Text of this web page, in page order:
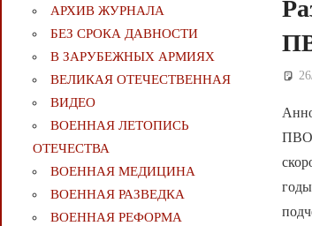
ПВО
АРХИВ ЖУРНАЛА
БЕЗ СРОКА ДАВНОСТИ
В ЗАРУБЕЖНЫХ АРМИЯХ
ВЕЛИКАЯ ОТЕЧЕСТВЕННАЯ
ВИДЕО
ВОЕННАЯ ЛЕТОПИСЬ
ОТЕЧЕСТВА
ВОЕННАЯ МЕДИЦИНА
ВОЕННАЯ РАЗВЕДКА
ВОЕННАЯ РЕФОРМА